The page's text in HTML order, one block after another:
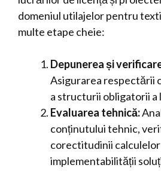
domeniul utilajelor pentru
multe etape cheie:
Depunerea și
Asigurarea respectării
a structurii obligatorii a
Evaluarea tehnică:
conținutului tehnic,
corectitudinii calculelor
implementabilității